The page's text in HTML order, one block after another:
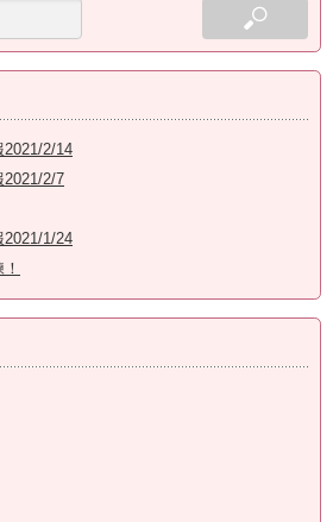
2021/2/14
2021/2/7
2021/1/24